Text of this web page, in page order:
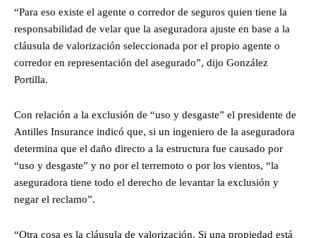
“Para eso existe el agente o corredor de seguros quien tiene la
responsabilidad de velar que la aseguradora ajuste en base a la
cláusula de valorización seleccionada por el propio agente o
corredor en representación del asegurado”, dijo González
Portilla.
Con relación a la exclusión de “uso y desgaste” el presidente de
Antilles Insurance indicó que, si un ingeniero de la aseguradora
determina que el daño directo a la estructura fue causado por
“uso y desgaste” y no por el terremoto o por los vientos, “la
aseguradora tiene todo el derecho de levantar la exclusión y
negar el reclamo”.
“Otra cosa es la cláusula de valorización. Si una propiedad está